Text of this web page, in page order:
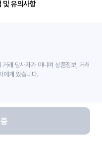
및 유의사항
래 당사자가 아니며 상품정보, 거래
에게 있습니다.